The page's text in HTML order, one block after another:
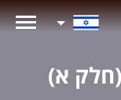
א)